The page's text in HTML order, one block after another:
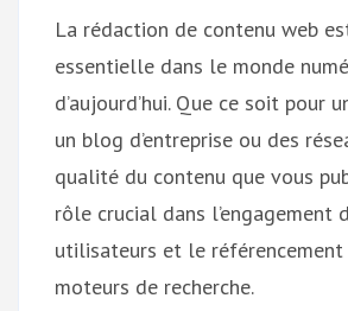
La rédaction de contenu web
essentielle dans le monde
d’aujourd’hui. Que ce soit pour
un blog d’entreprise ou des
qualité du contenu que vous
rôle crucial dans l’engagement
utilisateurs et le référencement
moteurs de recherche.